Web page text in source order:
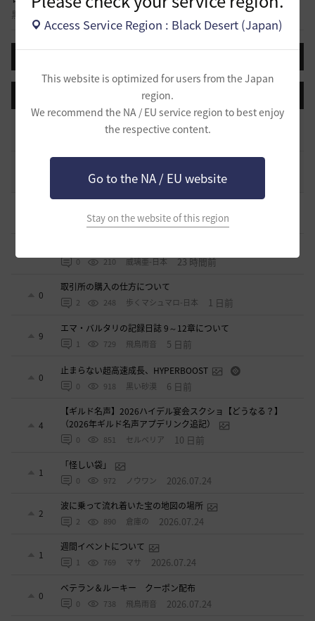
Access Service Region : Black Desert (Japan)
This website is optimized for users from the Japan
region.
We recommend the NA / EU service region to best enjoy
the respective content.
Go to the NA / EU website
Stay on the website of this region
黒い砂漠に関する様々なテーマについて話し合える自由掲示板です。
コメント順
止まらない超高速成長、HYPERBOOST
黒い砂漠
47.8K 黒い砂漠 2020.03.25
91 ノウワン 4 時間前
0 210 威璃亜-日本 23 時間前
0
取引所の購入の仕方について
2 248 歩くマシュマロ-日本 1 日前
9
エマ・バルタリの記録日誌 9～12章について
1 729 飛鳥雨音 5 日前
0
止まらない超高速成長、HYPERBOOST
0 918 黒い砂漠 6 日前
4
【ギルド名声】2026ハイデル宴会スクショ【どうなる？】
（2026年ギルド名声アプデリンク追記）
0 851 セルベリア 10 日前
1
「怪しい袋」
0 972 ノウワン 2026.07.24
2
波に乗って流れ着いた宝の地図の場所
2 890 倉庫の 2026.07.24
1
週間イベントについて
1 769 マサ 2026.07.24
0
ベテラン＆ルーキー クーポン配布
0 738 飛鳥雨音 2026.07.24